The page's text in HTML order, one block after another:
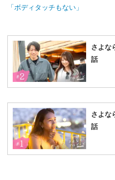
「ボディタッチもない」
さよな
話
さよな
話